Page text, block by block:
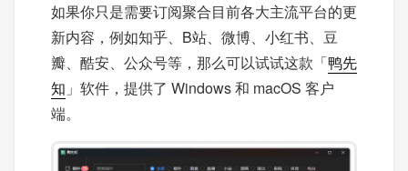
如果你只是需要订阅聚合目前各大主流平台的更
新内容，例如知乎、B站、微博、小红书、豆
瓣、酷安、公众号等，那么可以试试这款「鸭先
知 」软件，提供了 Windows 和 macOS 客户
端。